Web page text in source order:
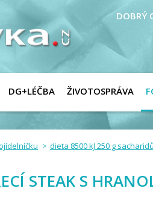
DOBRÝ
DG+LÉČBA ŽIVOTOSPRÁVA
dieta 8500 kJ 250 g sacharidů
STEAK S